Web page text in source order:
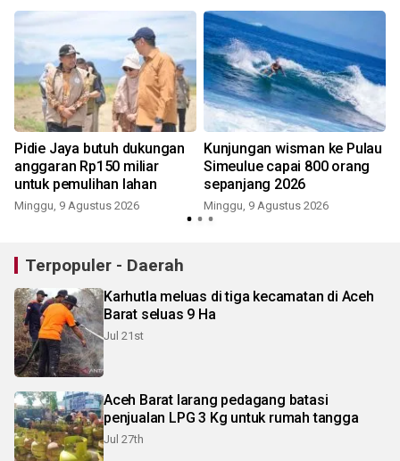
Pidie Jaya butuh dukungan
anggaran Rp150 miliar
untuk pemulihan lahan
Minggu, 9 Agustus 2026
Kunjungan wisman ke Pulau
Simeulue capai 800 orang
sepanjang 2026
Minggu, 9 Agustus 2026
Terpopuler - Daerah
Karhutla meluas di tiga kecamatan di Aceh
Barat seluas 9 Ha
Jul 21st
Aceh Barat larang pedagang batasi
penjualan LPG 3 Kg untuk rumah tangga
Jul 27th